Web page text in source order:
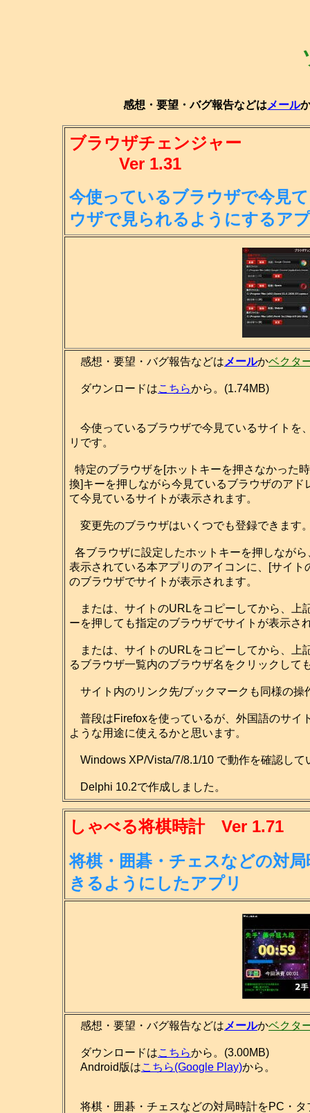
感想・要望・バグ報告などは メール
ブラウザチェンジャー
Ver 1.31
今使っているブラウザで今見
ウザで見られるようにするア
感想・要望・バグ報告などは メールかベクタ
ダウンロードはこちらから。(1.74MB)
今使っているブラウザで今見ているサイトを
リです。
特定のブラウザを[ホットキーを押さなかった
換]キーを押しながら今見ているブラウザのア
て今見ているサイトが表示されます。
変更先のブラウザはいくつでも登録できます
各ブラウザに設定したホットキーを押しなが
表示されている本アプリのアイコンに、[サイ
のブラウザでサイトが表示されます。
または、サイトのURLをコピーしてから、上
ーを押しても指定のブラウザでサイトが表示さ
または、サイトのURLをコピーしてから、上
るブラウザ一覧内のブラウザ名をクリックして
サイト内のリンク先/ブックマークも同様の操
普段はFirefoxを使っているが、外国語のサイ
ような用途に使えるかと思います。
Windows XP/Vista/7/8.1/10 で動作を確認して
Delphi 10.2で作成しました。
しゃべる将棋時計 Ver 1.71
将棋・囲碁・チェスなどの対
きる ようにしたアプリ
感想・要望・バグ報告などは メールかベクタ
ダウンロードはこちらから。(3.00MB)
Android版はこちら(Google Play)から。
将棋・囲碁・チェスなどの対局時計をPC・